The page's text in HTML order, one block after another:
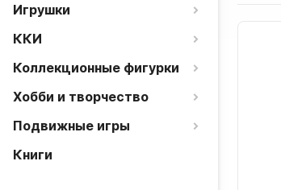
Игрушки
ККИ
Коллекционные фигурки
Хобби и творчество
Подвижные игры
Книги